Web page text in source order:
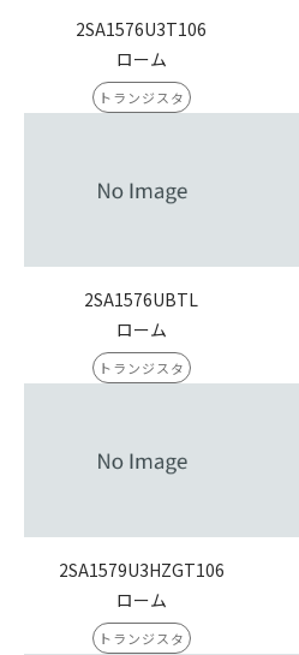
2SA1576U3T106
ローム
トランジスタ
2SA1576UBTL
ローム
トランジスタ
2SA1579U3HZGT106
ローム
トランジスタ